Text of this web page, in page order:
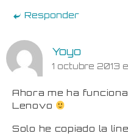
Responder
Yoyo
1 octubre 2013
Ahora me ha
Lenovo
Solo he copiado la